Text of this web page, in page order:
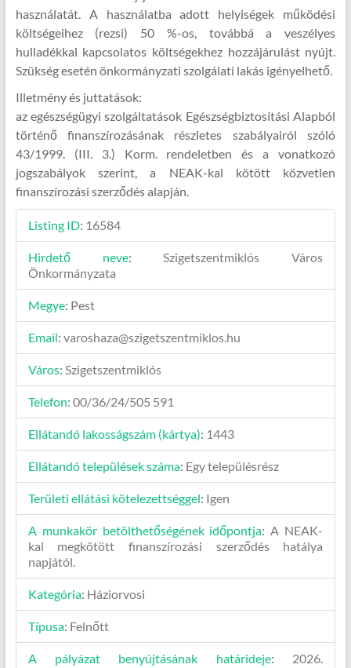
használatát. A használatba adott helyiségek működési
költségeihez (rezsi) 50 %-os, továbbá a veszélyes
hulladékkal kapcsolatos költségekhez hozzájárulást nyújt.
Szükség esetén önkormányzati szolgálati lakás igényelhető.
Illetmény és juttatások:
az egészségügyi szolgáltatások Egészségbiztosítási Alapból
történő finanszírozásának részletes szabályairól szóló
43/1999. (III. 3.) Korm. rendeletben és a vonatkozó
jogszabályok szerint, a NEAK-kal kötött közvetlen
finanszírozási szerződés alapján.
Listing ID: 16584
Hirdető neve:Szigetszentmiklós Város
Önkormányzata
Megye: Pest
Email: varoshaza@szigetszentmiklos.hu
Város: Szigetszentmiklós
Telefon: 00/36/24/505 591
Ellátandó lakosságszám (kártya): 1443
Ellátandó települések száma: Egy településrész
Területi ellátási kötelezettséggel: Igen
A munkakör betölthetőségének időpontja:A NEAK-
kal megkötött finanszírozási szerződés hatálya
napjától.
Kategória: Háziorvosi
Típusa: Felnőtt
A pályázat benyújtásának határideje: 2026.